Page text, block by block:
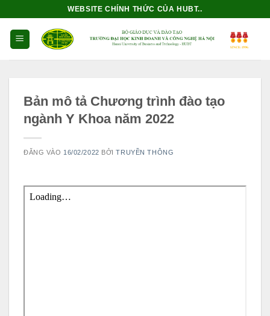
dung
WEBSITE CHÍNH THỨC CỦA HUBT..
Bản mô tả Chương trình đào tạo
ngành Y Khoa năm 2022
ĐĂNG VÀO 16/02/2022 BỞITRUYỀN THÔNG